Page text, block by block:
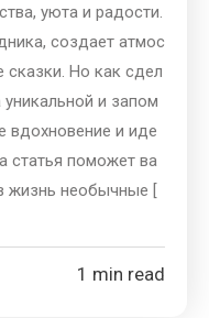
уюта и радости.
создает атмос
Но как сдел
и запом
вдохновение и иде
статья поможет ва
жизнь необычные [
1 min read